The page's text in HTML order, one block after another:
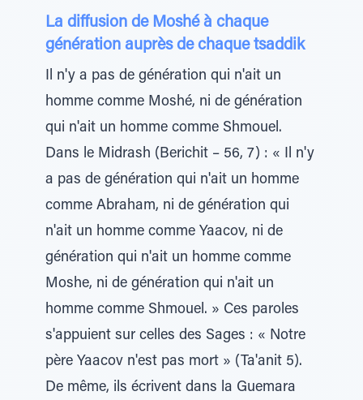
La diffusion de Moshé à chaque
génération auprès de chaque tsaddik
Il n'y a pas de génération qui n'ait un
homme comme Moshé, ni de génération
qui n'ait un homme comme Shmouel.
Dans le Midrash (Berichit – 56, 7) : « Il n'y
a pas de génération qui n'ait un homme
comme Abraham, ni de génération qui
n'ait un homme comme Yaacov, ni de
génération qui n'ait un homme comme
Moshe, ni de génération qui n'ait un
homme comme Shmouel. » Ces paroles
s'appuient sur celles des Sages : « Notre
père Yaacov n'est pas mort » (Ta'anit 5).
De même, ils écrivent dans la Guemara